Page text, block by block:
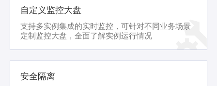
自定义监控大盘
支持多实例集成的实时监控，可针对不同业务场景
定制监控大盘，全面了解实例运行情况
安全隔离